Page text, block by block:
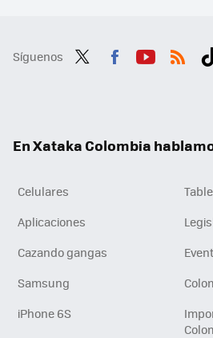
Síguenos
En Xataka Colombia
Celulares
Aplicaciones
Cazando gangas
Samsung
iPhone 6S